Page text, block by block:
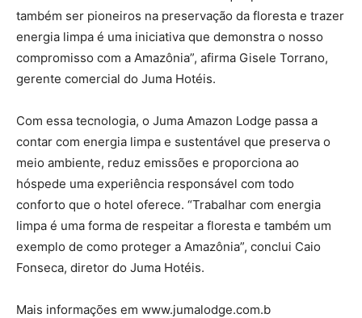
também ser pioneiros na preservação da floresta e trazer
energia limpa é uma iniciativa que demonstra o nosso
compromisso com a Amazônia”, afirma Gisele Torrano,
gerente comercial do Juma Hotéis.
Com essa tecnologia, o Juma Amazon Lodge passa a
contar com energia limpa e sustentável que preserva o
meio ambiente, reduz emissões e proporciona ao
hóspede uma experiência responsável com todo
conforto que o hotel oferece. “Trabalhar com energia
limpa é uma forma de respeitar a floresta e também um
exemplo de como proteger a Amazônia”, conclui Caio
Fonseca, diretor do Juma Hotéis.
Mais informações em www.jumalodge.com.b